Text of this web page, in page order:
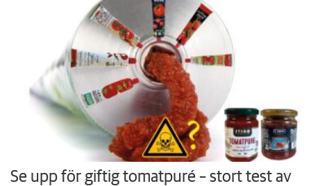
Se upp för giftig tomatpuré – stort test av